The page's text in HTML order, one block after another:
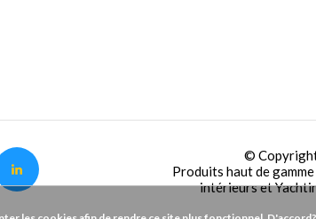
©
Produits haut de
intérieurs et